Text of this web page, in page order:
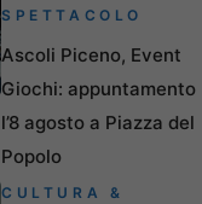
SPETTACOLO
Ascoli Piceno, Event
Giochi: appuntamento
l’8 agosto a Piazza del
Popolo
CULTURA &